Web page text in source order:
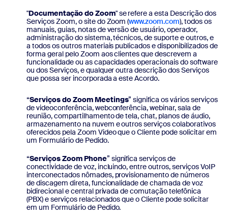
"Documentação do Zoom" se refere a esta Descrição dos
Serviços Zoom, o site do Zoom (www.zoom.com), todos os
manuais, guias, notas de versão de usuário, operador,
administração do sistema, técnicos, de suporte e outros, e
a todos os outros materiais publicados e disponibilizados de
forma geral pelo Zoom aos clientes que descrevem a
funcionalidade ou as capacidades operacionais do software
ou dos Serviços, e qualquer outra descrição dos Serviços
que possa ser incorporada a este Acordo.
“Serviços do Zoom Meetings” significa os vários serviços
de videoconferência, webconferência, webinar, sala de
reunião, compartilhamento de tela, chat, planos de áudio,
armazenamento na nuvem e outros serviços colaborativos
oferecidos pela Zoom Video que o Cliente pode solicitar em
um Formulário de Pedido.
“Serviços Zoom Phone” significa serviços de
conectividade de voz, incluindo, entre outros, serviços VoIP
interconectados nômades, provisionamento de números
de discagem direta, funcionalidade de chamada de voz
bidirecional e central privada de comutação telefônica
(PBX) e serviços relacionados que o Cliente pode solicitar
em um Formulário de Pedido.